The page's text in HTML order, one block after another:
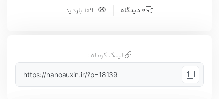
0 دیدگاه 109 بازدید
لینک کوتاه :
https://nanoauxin.ir/?p=18139